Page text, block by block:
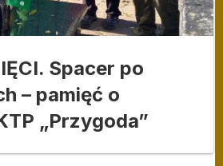
Spacer po
– pamięć o
„Przygoda”